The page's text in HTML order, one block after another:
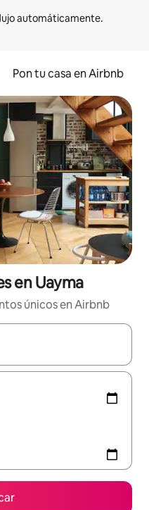
Pon tu casa en Airbnb
en Uayma
únicos en Airbnb
navega con las